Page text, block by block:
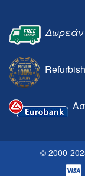
Δωρεάν
© 2000-